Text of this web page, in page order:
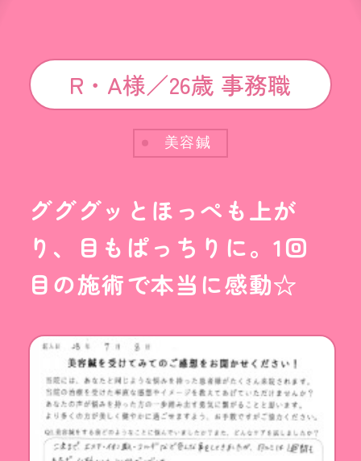
R・A様／26歳 事務職
美容鍼
グググッとほっぺも上が
り、目もぱっちりに。1回
目の施術で本当に感動☆